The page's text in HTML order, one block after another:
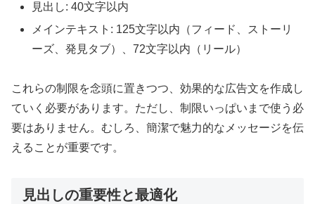
見出し: 40文字以内
メインテキスト: 125文字以内（フィード、ストーリ
ーズ、発見タブ）、72文字以内（リール）
これらの制限を念頭に置きつつ、効果的な広告文を作成し
ていく必要があります。ただし、制限いっぱいまで使う必
要はありません。むしろ、簡潔で魅力的なメッセージを伝
えることが重要です。
見出しの重要性と最適化